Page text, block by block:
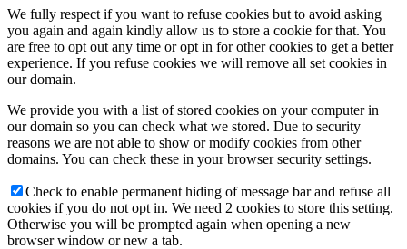
We fully respect if you want to refuse cookies but to avoid asking
you again and again kindly allow us to store a cookie for that. You
are free to opt out any time or opt in for other cookies to get a better
experience. If you refuse cookies we will remove all set cookies in
our domain.
We provide you with a list of stored cookies on your computer in
our domain so you can check what we stored. Due to security
reasons we are not able to show or modify cookies from other
domains. You can check these in your browser security settings.
Check to enable permanent hiding of message bar and refuse all
cookies if you do not opt in. We need 2 cookies to store this setting.
Otherwise you will be prompted again when opening a new
browser window or new a tab.